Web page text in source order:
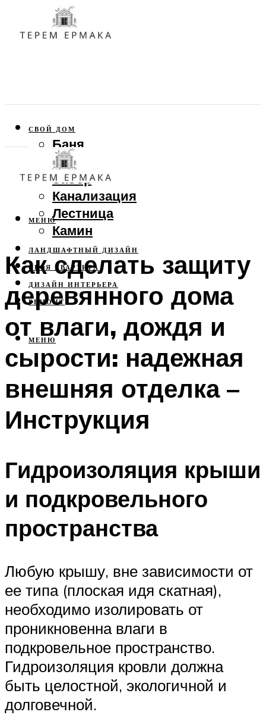
СВОЙ ДОМ
Баня
Веранда
Забор
Канализация
Лестница
Камин
ЛАНДШАФТНЫЙ ДИЗАЙН
СВОЯ КВАРТИРА
ДИЗАЙН ИНТЕРЬЕРА
РЕМОНТ
МЕНЮ
МЕНЮ
Как сделать защиту
деревянного дома
от влаги, дождя и
сырости: надежная
внешняя отделка –
Инструкция
Гидроизоляция крыши
и подкровельного
пространства
Любую крышу, вне зависимости от
ее типа (плоская идя скатная),
необходимо изолировать от
проникновенна влаги в
подкровельное пространство.
Гидроизоляция кровли должна
быть целостной, экологичной и
долговечной.